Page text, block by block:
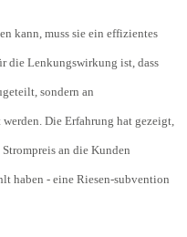
kann, muss sie ein effizientes
die Lenkungswirkung ist, dass
sondern an
Die Erfahrung hat gezeigt,
an die Kunden
haben - eine Riesen-subvention